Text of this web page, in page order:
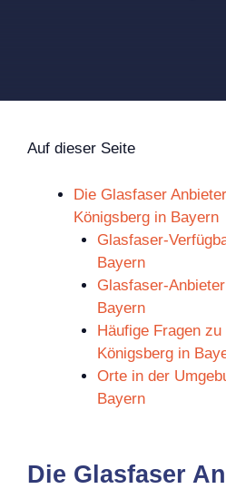
Auf dieser Seite
Die Glasfaser
Königsberg in Bayern
Glasfaser-
Bayern
Glasfaser-
Bayern
Häufige Fragen
Königsberg in
Orte in der
Bayern
Die Glasfaser